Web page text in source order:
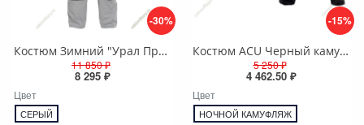
-30%
Костюм Зимний "Урал Премиум" флис + синтепон
11 850 ₽
8 295 ₽
Цвет
СЕРЫЙ
-15%
Костюм ACU Черный камуфляж (Black МТР), Rip-stop
5 250 ₽
4 462.50 ₽
Цвет
НОЧНОЙ КАМУФЛЯЖ